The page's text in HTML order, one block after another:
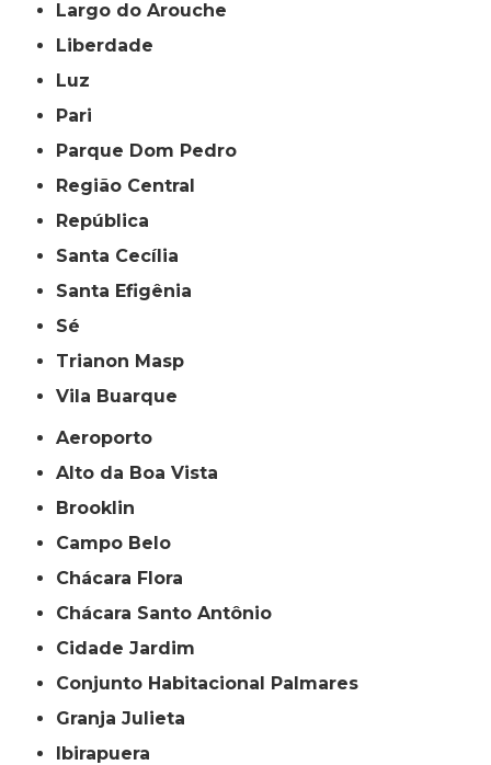
Largo do Arouche
Liberdade
Luz
Pari
Parque Dom Pedro
Região Central
República
Santa Cecília
Santa Efigênia
Sé
Trianon Masp
Vila Buarque
Aeroporto
Alto da Boa Vista
Brooklin
Campo Belo
Chácara Flora
Chácara Santo Antônio
Cidade Jardim
Conjunto Habitacional Palmares
Granja Julieta
Ibirapuera